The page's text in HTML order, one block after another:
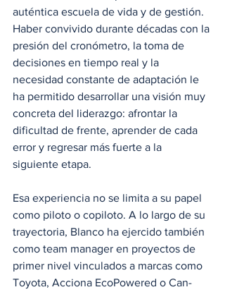
auténtica escuela de vida y de gestión.
Haber convivido durante décadas con la
presión del cronómetro, la toma de
decisiones en tiempo real y la
necesidad constante de adaptación le
ha permitido desarrollar una visión muy
concreta del liderazgo: afrontar la
dificultad de frente, aprender de cada
error y regresar más fuerte a la
siguiente etapa.
Esa experiencia no se limita a su papel
como piloto o copiloto. A lo largo de su
trayectoria, Blanco ha ejercido también
como team manager en proyectos de
primer nivel vinculados a marcas como
Toyota, Acciona EcoPowered o Can-